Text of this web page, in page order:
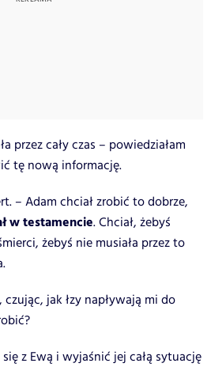
przez cały czas – powiedziałam
tę nową informację.
– Adam chciał zrobić to dobrze,
w testamencie. Chciał, żebyś
żebyś nie musiała przez to
czując, jak łzy napływają mi do
z Ewą i wyjaśnić jej całą sytuację